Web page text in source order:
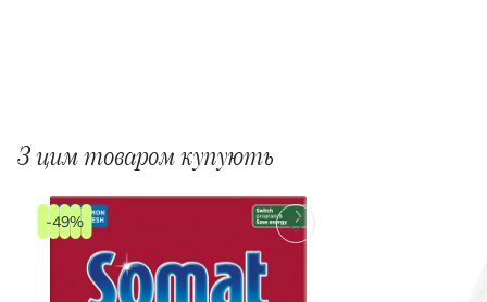
З цим товаром купують
-49%